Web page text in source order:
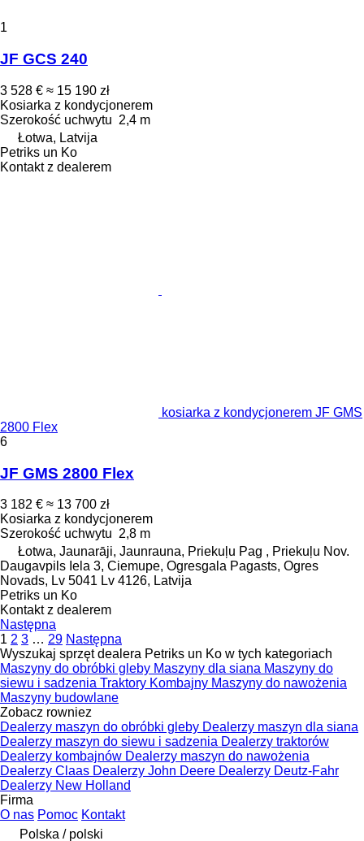
1
JF GCS 240
3 528 € ≈ 15 190 zł
Kosiarka z kondycjonerem
Szerokość uchwytu 2,4 m
Łotwa, Latvija
Petriks un Ko
Kontakt z dealerem
kosiarka z kondycjonerem JF GMS
2800 Flex
6
JF GMS 2800 Flex
3 182 € ≈ 13 700 zł
Kosiarka z kondycjonerem
Szerokość uchwytu 2,8 m
Łotwa, Jaunarāji, Jaunrauna, Priekuļu Pag , Priekuļu Nov.
Daugavpils Iela 3, Ciemupe, Ogresgala Pagasts, Ogres
Novads, Lv 5041 Lv 4126, Latvija
Petriks un Ko
Kontakt z dealerem
Następna
1 2 3 … 29 Następna
Wyszukaj sprzęt dealera Petriks un Ko w tych kategoriach
Maszyny do obróbki gleby Maszyny dla siana Maszyny do
siewu i sadzenia Traktory Kombajny Maszyny do nawożenia
Maszyny budowlane
Zobacz rowniez
Dealerzy maszyn do obróbki gleby Dealerzy maszyn dla siana
Dealerzy maszyn do siewu i sadzenia Dealerzy traktorów
Dealerzy kombajnów Dealerzy maszyn do nawożenia
Dealerzy Claas Dealerzy John Deere Dealerzy Deutz-Fahr
Dealerzy New Holland
Firma
O nas Pomoc Kontakt
Polska / polski